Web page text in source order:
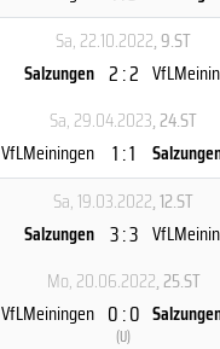
Sa, 22.10.2022, 9.ST
Salzungen 2 : 2
Sa, 29.04.2023, 24.ST
VfLMeiningen
1 : 1
Sa, 19.03.2022, 12.ST
Salzungen 3 : 3
Mo, 20.06.2022, 25.ST
VfLMeiningen 0 : 0
(U)